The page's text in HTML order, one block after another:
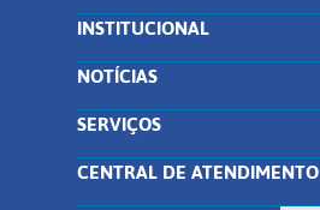
INSTITUCIONAL
NOTÍCIAS
SERVIÇOS
CENTRAL DE ATENDIMENTO